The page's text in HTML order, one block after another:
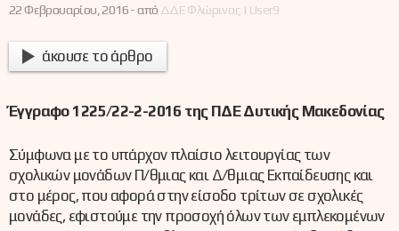
22 Φεβρουαρίου, 2016 -από ΔΔΕ Φλώρινας | User9
άκουσε το άρθρο
Έγγραφο 1225/22-2-2016 της ΠΔΕ Δυτικής Μακεδονίας
Σύμφωνα με το υπάρχον πλαίσιο λειτουργίας των
σχολικών μονάδων Π/θμιας και Δ/θμιας Εκπαίδευσης και
στο μέρος, που αφορά στην είσοδο τρίτων σε σχολικές
μονάδες, εφιστούμε την προσοχή όλων των εμπλεκομένων